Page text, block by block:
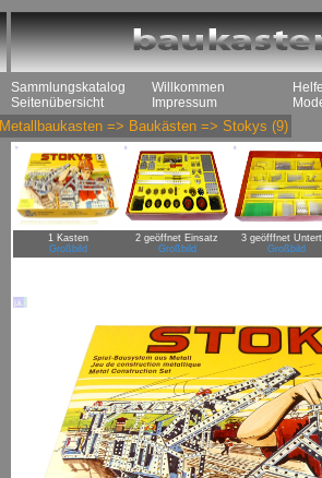
Sammlungskatalog
Seitenübersicht
Willkommen
Impressum
Metallbaukasten => Baukästen => Stokys (9)
1 Kasten
Großbild
2 geöffnet Einsatz
Großbild
3 geöfffnet
Großbild